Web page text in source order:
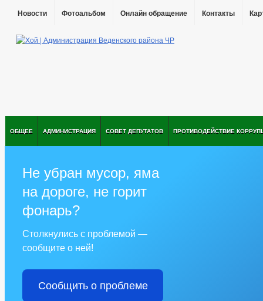
Новости Фотоальбом Онлайн обращение Контакты
ОБЩЕЕ АДМИНИСТРАЦИЯ СОВЕТ ДЕПУТАТОВ ПРОТИВОДЕЙСТВИЕ
Не убран мусор, яма
на дороге, не горит
фонарь?
Столкнулись с проблемой —
сообщите о ней!
Сообщить о проблеме